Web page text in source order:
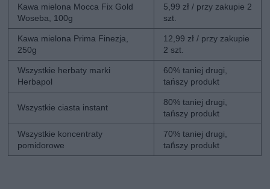
Kawa mielona Mocca Fix Gold
Woseba, 100g
5,99 zł / przy zakupie 2
szt.
Kawa mielona Prima Finezja,
250g
12,99 zł / przy zakupie
2 szt.
Wszystkie herbaty marki
Herbapol
60% taniej drugi,
tańszy produkt
Wszystkie ciasta instant
80% taniej drugi,
tańszy produkt
Wszystkie koncentraty
pomidorowe
70% taniej drugi,
tańszy produkt